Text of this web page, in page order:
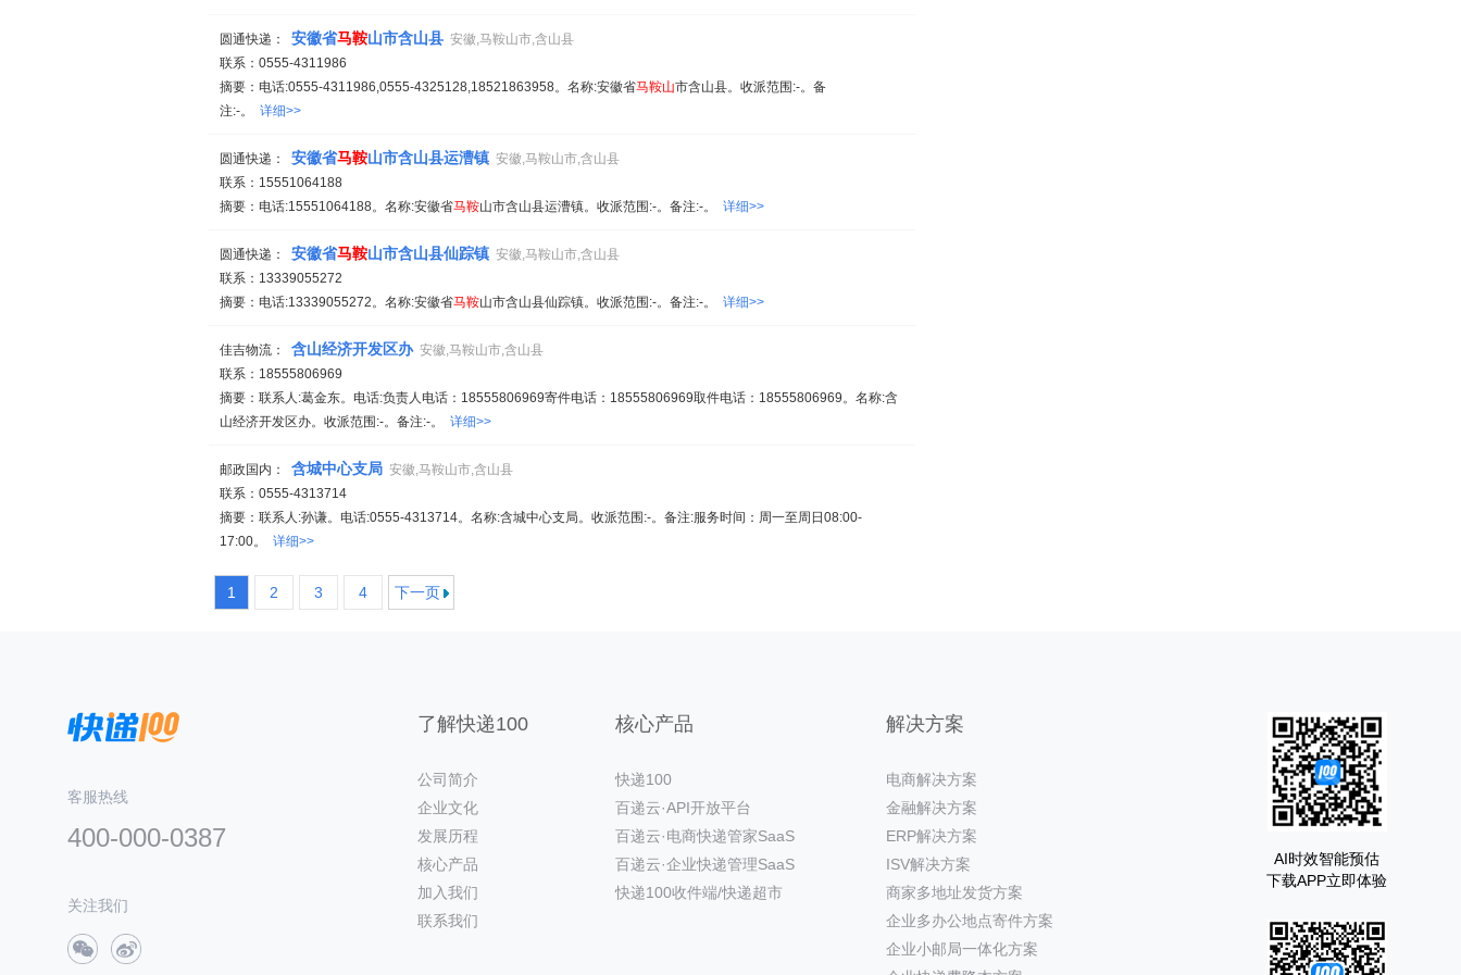
圆通快递： 安徽省马鞍山市含山县 安徽,马鞍山市,含山县
联系：0555-4311986
摘要：电话:0555-4311986,0555-4325128,18521863958。名称:安徽省马鞍山市含山县。收派范围:-。备
注:-。 详细>>
圆通快递： 安徽省马鞍山市含山县运漕镇 安徽,马鞍山市,含山县
联系：15551064188
摘要：电话:15551064188。名称:安徽省马鞍山市含山县运漕镇。收派范围:-。备注:-。 详细>>
圆通快递： 安徽省马鞍山市含山县仙踪镇 安徽,马鞍山市,含山县
联系：13339055272
摘要：电话:13339055272。名称:安徽省马鞍山市含山县仙踪镇。收派范围:-。备注:-。 详细>>
佳吉物流： 含山经济开发区办 安徽,马鞍山市,含山县
联系：18555806969
摘要：联系人:葛金东。电话:负责人电话：18555806969寄件电话：18555806969取件电话：18555806969。名称:含
山经济开发区办。收派范围:-。备注:-。 详细>>
邮政国内： 含城中心支局 安徽,马鞍山市,含山县
联系：0555-4313714
摘要：联系人:孙谦。电话:0555-4313714。名称:含城中心支局。收派范围:-。备注:服务时间：周一至周日08:00-
17:00。 详细>>
1 2 3 4 下一页
客服热线
400-000-0387
关注我们
了解快递100
公司简介
企业文化
发展历程
核心产品
加入我们
联系我们
核心产品
快递100
百递云·API开放平台
百递云·电商快递管家SaaS
百递云·企业快递管理SaaS
快递100收件端/快递超市
解决方案
电商解决方案
金融解决方案
ERP解决方案
ISV解决方案
商家多地址发货方案
企业多办公地点寄件方案
企业小邮局一体化方案
AI时效智能预估
下载APP立即体验